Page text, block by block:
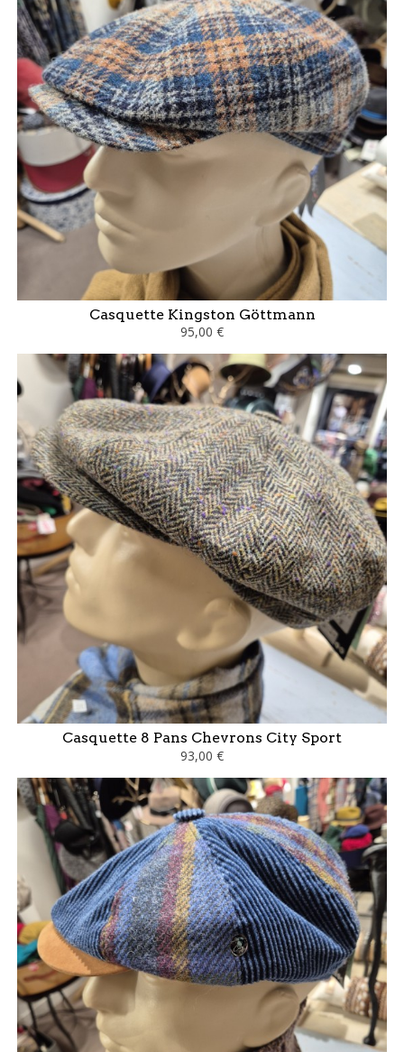
Casquette Kingston Göttmann
95,00 €
Casquette 8 Pans Chevrons City Sport
93,00 €